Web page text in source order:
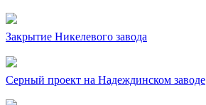
Закрытие Никелевого завода
Серный проект на Надеждинском заводе